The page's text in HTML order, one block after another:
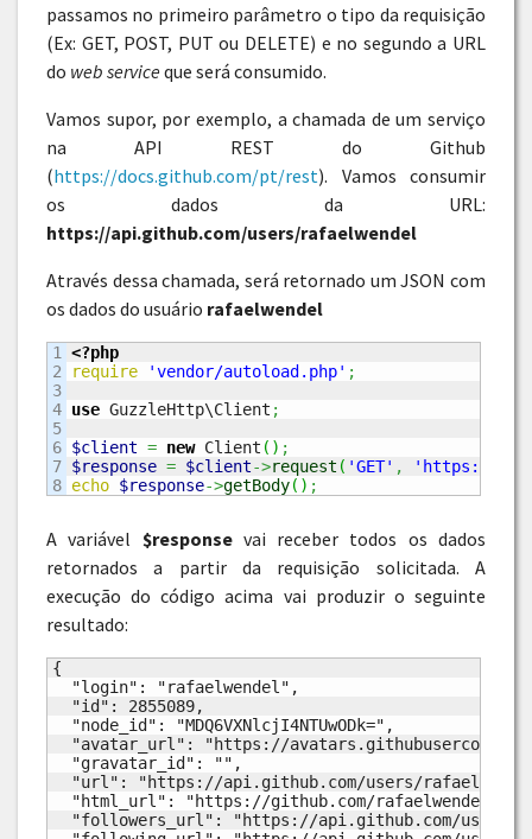
passamos no primeiro parâmetro o tipo da requisição
(Ex: GET, POST, PUT ou DELETE) e no segundo a URL
do web serviceque será consumido.
Vamos supor, por exemplo, a chamada de um serviço
na API REST do Github
(https://docs.github.com/pt/rest). Vamos consumir
os dados da URL:
https://api.github.com/users/rafaelwendel
Através dessa chamada, será retornado um JSON com
os dados do usuário rafaelwendel
1
2
3
4
5
6
7
<?php
require
'vendor/autoload.php' ;
use GuzzleHttp\Client ;
$client = new Client ( ) ;
$response = $client->request ( 'GET' ,
'https://
echo $response->getBody( ) ;
A variável $responsevai receber todos os dados
retornados a partir da requisição solicitada. A
execução do código acima vai produzir o seguinte
resultado:
{
  "login": "rafaelwendel",
  "id": 2855089,
  "node_id": "MDQ6VXNlcjI4NTUwODk=",
"avatar_url": "https://
  "gravatar_id": "",
"url": "https://api.github.com/users/
  "html_url": "https://github.com/rafaelwendel",
"followers_url": "https://api.github.com/users/